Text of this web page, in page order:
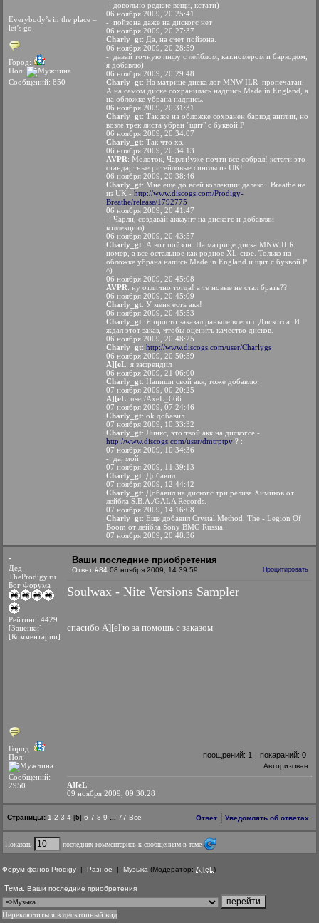
Everybody’s in the place –
let’s go
Город:
Пол:
Сообщений: 850
-: довольно редкие вещи, кстати)
06 ноября 2009, 20:25:41
-: пойзона даже на дискогс нет
06 ноября 2009, 20:27:37
Charly_gt: Да, на счет пойзона.
06 ноября 2009, 20:28:59
-: давай точную инфу с лейблом, кат.номером и баркодом,
я добавлю)
06 ноября 2009, 20:29:48
Charly_gt: На матрице диска лог MNW ILR пропечатан.
А на самом диске сохранилась надпись Made in England, а
на обложке убрана надпись.
06 ноября 2009, 20:31:31
Charly_gt: Так же на обложке сохранен баркод англии, но
возле трек листа убран "щит" с буквой P
06 ноября 2009, 20:34:07
Charly_gt: Так что хз.
06 ноября 2009, 20:34:13
AVPR: Молоток, Чарли!уже почти все собрал! кстати это
cтандартные ритейловые синглы из UK!
06 ноября 2009, 20:38:46
Charly_gt: Мне еще до всей коллекции далеко.
Breathe не
из UK - http://www.discogs.com/Prodigy-
Breathe/release/1792775
06 ноября 2009, 20:41:47
-: Чарли, создавай аккаунт на дискогс и добавляй
коллекцию)
06 ноября 2009, 20:43:57
Charly_gt: А вот пойзон. На матрице диска MNW ILR
номер, а все остальное как родное XL-ское. Только на
обложке убрана напись Made in England и щит с буквой P.
^)
06 ноября 2009, 20:45:08
AVPR: ну отлично тогда! а те новые не стал брать??
06 ноября 2009, 20:45:09
Charly_gt: У меня есть акк!
06 ноября 2009, 20:45:53
Charly_gt: Я просто заказал раньше всего с Дискогса. И
ждал этот заказ, чтобы оценить качество дисков.
06 ноября 2009, 20:48:25
Charly_gt: http://www.discogs.com/user/Charlygs
06 ноября 2009, 20:50:59
A][eL: я зафрендил
06 ноября 2009, 21:06:00
Charly_gt: Напиши свой акк, тоже добавлю.
07 ноября 2009, 00:20:25
A][eL: user/AxeL_666
07 ноября 2009, 07:24:46
Charly_gt: ok добавил.
07 ноября 2009, 10:33:32
Charly_gt: Линкс, это твой акк на дискогсе -
http://www.discogs.com/user/dmtrptpv ? :
07 ноября 2009, 10:34:36
-: да, мой
07 ноября 2009, 11:39:13
Charly_gt: Добавил.
07 ноября 2009, 12:44:42
Charly_gt: Добавил на дискогс три релиза Химиков от
лейбла S.B.A./GALA Records.
07 ноября 2009, 14:16:08
Charly_gt: Еще добавил Crystal Method, The - Legion Of
Boom от лейбла Sony BMG Russia.
07 ноября 2009, 20:48:36
-
Дед
TheProdigy.ru
Бог Форума
Рейтинг: 4429
[Заценки]
[Комментарии]
Город:
Пол:
Сообщений:
2950
Ваши последние приобретения
Ответ #84 08 ноября 2009, 14:39:59 Процитировать
Soulwax - Nite Versions Sampler
спасибо A][el'ю за помощь с заказом
поощрений: 1 | покараний: 0
Авторизован
A][eL:
09 ноября 2009, 09:30:28
Страницы: 1 2 3 4 [5] 6 7 8 9 77 Все Ответ Уведомлять об ответах
Показать последних комментариев к сообщениям в теме
Форум фанов Prodigy | Разное | Музыка (Модератор: A][eL )
Тема: Ваши последние приобретения
Переключиться в десктопный вид